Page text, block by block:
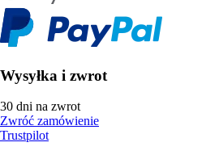
Wysyłka i zwrot
30 dni na zwrot
Zwróć zamówienie
Trustpilot